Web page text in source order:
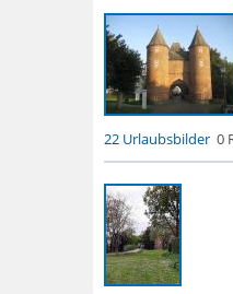
22 Urlaubsbilder 0